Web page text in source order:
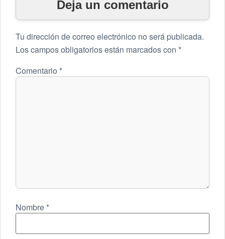
Deja un comentario
Tu dirección de correo electrónico no será publicada.
Los campos obligatorios están marcados con *
Comentario *
Nombre *